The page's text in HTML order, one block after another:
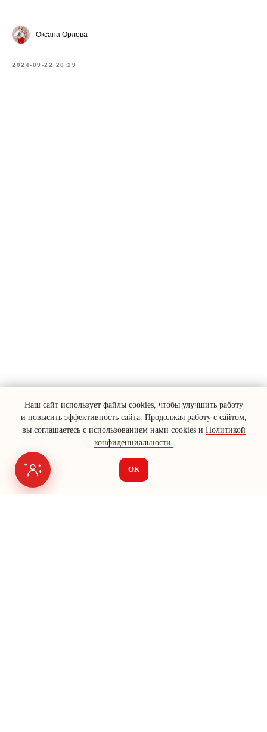
Наш сайт использует файлы cookies, чтобы улучшить работу
и повысить эффективность сайта. Продолжая работу с сайтом,
вы соглашаетесь с использованием нами cookies и Политикой
конфиденциальности.
ОК
Оксана Орлова
2024-09-22 20:29